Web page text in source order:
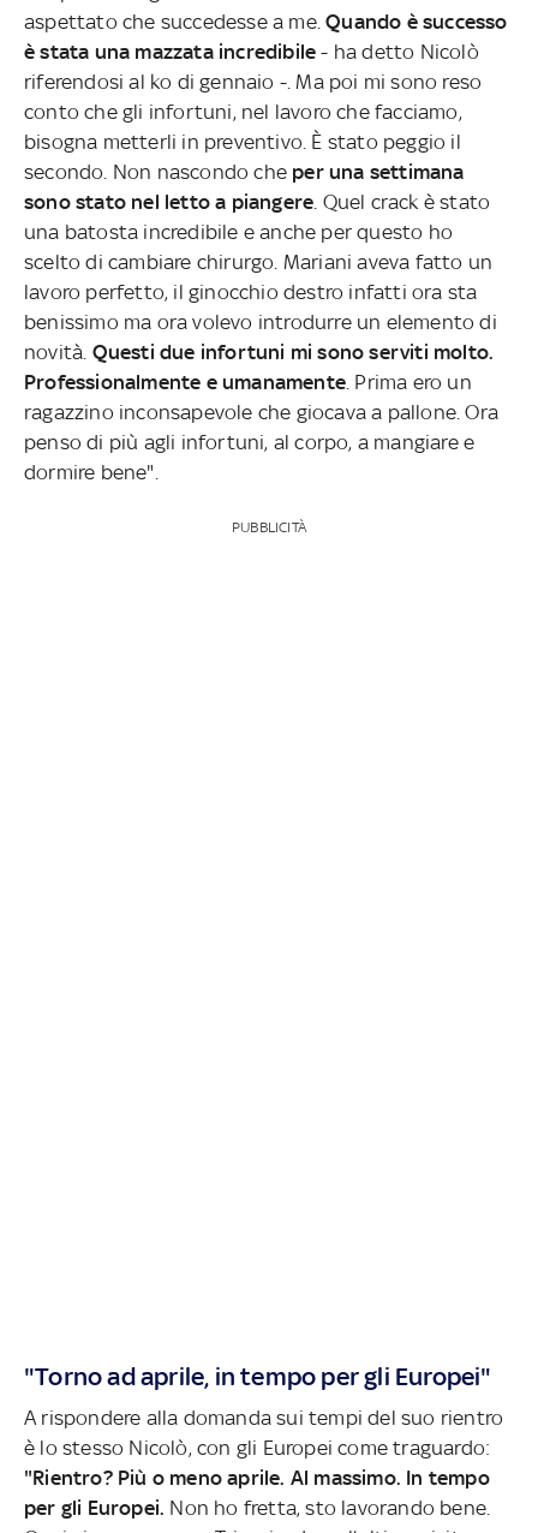
aspettato che succedesse a me.Quando è successo
è stata una mazzata incredibile- ha detto Nicolò
riferendosi al ko di gennaio -. Ma poi mi sono reso
conto che gli infortuni, nel lavoro che facciamo,
bisogna metterli in preventivo. È stato peggio il
secondo. Non nascondo che per una settimana
sono stato nel letto a piangere . Quel crack è stato
una batosta incredibile e anche per questo ho
scelto di cambiare chirurgo. Mariani aveva fatto un
lavoro perfetto, il ginocchio destro infatti ora sta
benissimo ma ora volevo introdurre un elemento di
novità. Questi due infortuni mi sono serviti molto.
Professionalmente e umanamente . Prima ero un
ragazzino inconsapevole che giocava a pallone. Ora
penso di più agli infortuni, al corpo, a mangiare e
dormire bene".
PUBBLICITÀ
"Torno ad aprile, in tempo per gli Europei"
A rispondere alla domanda sui tempi del suo rientro
è lo stesso Nicolò, con gli Europei come traguardo:
"Rientro? Più o meno aprile. Al massimo. In tempo
per gli Europei. Non ho fretta, sto lavorando bene.